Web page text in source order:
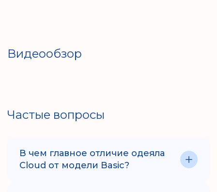
Видеообзор
Частые вопросы
В чем главное отличие одеяла
Cloud от модели Basic?